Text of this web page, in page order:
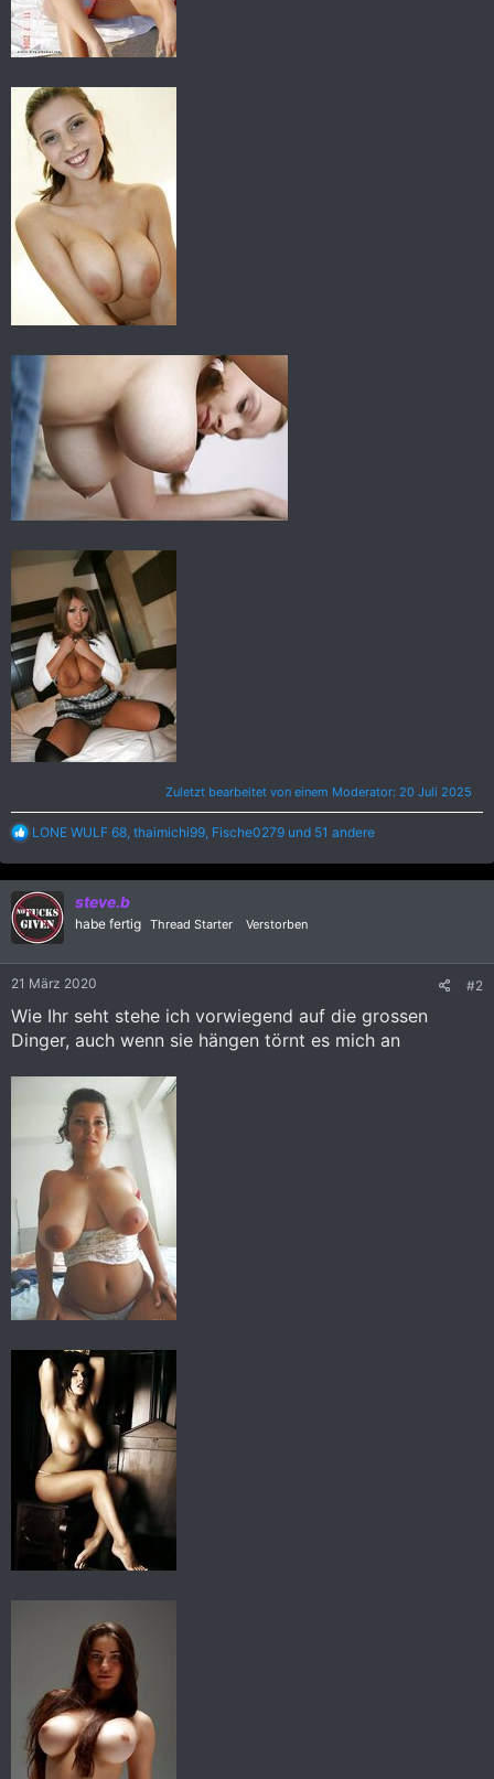
Zuletzt bearbeitet von einem Moderator: 20 Juli 2025
R
a
k
t
i
o
n
LONE WULF 68, thaimichi99, Fische0279 und 51 andere
steve.b
habe fertig Thread Starter Verstorben
21 März 2020 #2
Wie Ihr seht stehe ich vorwiegend auf die grossen
Dinger, auch wenn sie hängen törnt es mich an